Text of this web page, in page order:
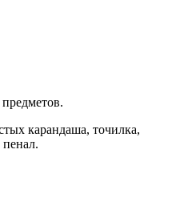
карандаша, точилка,